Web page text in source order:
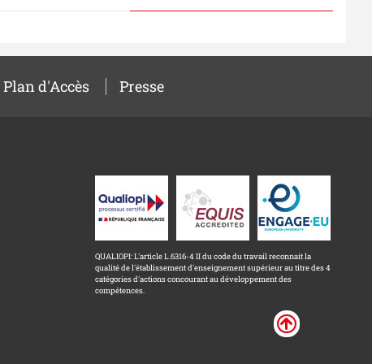
Plan d'Accès Presse
QUALIOPI: L'article L.6316-4 II du code du travail reconnait la
qualité de l'établissement d'enseignement supérieur au titre des 4
catégories d'actions concourant au développement des
compétences.